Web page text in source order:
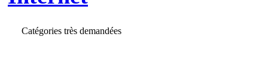
Catégories très demandées